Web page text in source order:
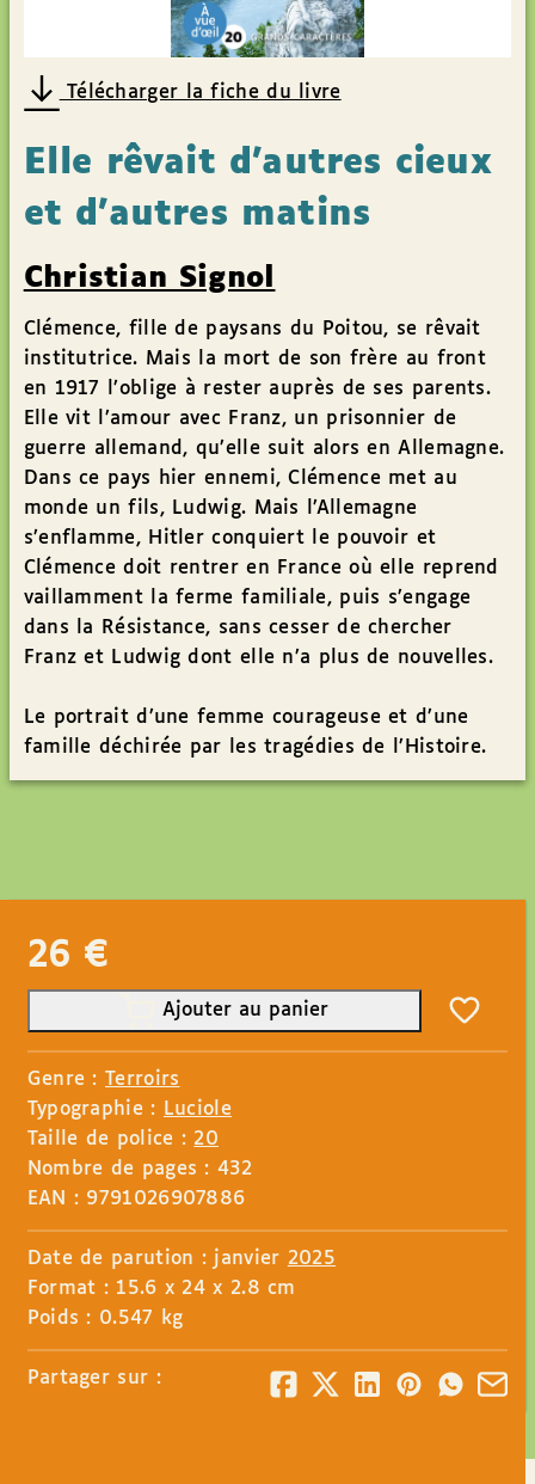
Télécharger la fiche du livre
Elle rêvait d’autres cieux
et d’autres matins
Christian Signol
Clémence, fille de paysans du Poitou, se rêvait
institutrice. Mais la mort de son frère au front
en 1917 l’oblige à rester auprès de ses parents.
Elle vit l’amour avec Franz, un prisonnier de
guerre allemand, qu’elle suit alors en Allemagne.
Dans ce pays hier ennemi, Clémence met au
monde un fils, Ludwig. Mais l’Allemagne
s’enflamme, Hitler conquiert le pouvoir et
Clémence doit rentrer en France où elle reprend
vaillamment la ferme familiale, puis s’engage
dans la Résistance, sans cesser de chercher
Franz et Ludwig dont elle n’a plus de nouvelles.
Le portrait d’une femme courageuse et d’une
famille déchirée par les tragédies de l’Histoire.
26 €
Ajouter au panier
Genre :Terroirs
Typographie : Luciole
Taille de police : 20
Nombre de pages : 432
EAN : 9791026907886
Date de parution : janvier 2025
Format : 15.6 x 24 x 2.8 cm
Poids : 0.547 kg
Partager sur :